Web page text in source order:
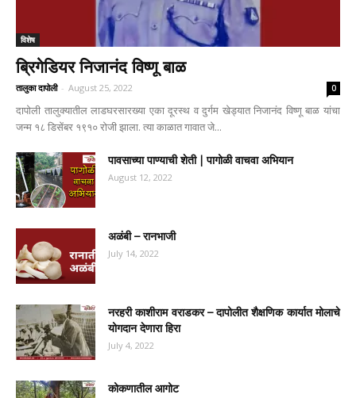
विशेष
ब्रिगेडियर निजानंद विष्णू बाळ
तालुका दापोली - August 25, 2022 0
दापोली तालुक्यातील लाडघरसारख्या एका दूरस्थ व दुर्गम खेड्यात निजानंद विष्णू बाळ यांचा
जन्म १८ डिसेंबर १९१० रोजी झाला. त्या काळात गावात जे...
पावसाच्या पाण्याची शेती | पागोळी वाचवा अभियान
August 12, 2022
अळंबी – रानभाजी
July 14, 2022
नरहरी काशीराम वराडकर – दापोलीत शैक्षणिक कार्यात मोलाचे
योगदान देणारा हिरा
July 4, 2022
कोकणातील आगोट